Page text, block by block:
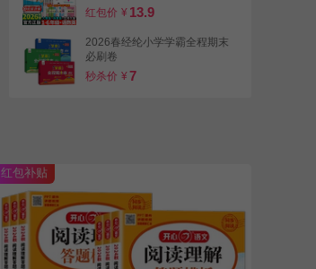
红包价 ¥ 13.9
2026春经纶小学学霸全程期末
必刷卷
秒杀价 ¥7
红包补贴